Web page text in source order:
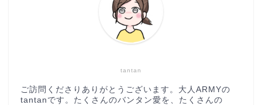
tantan
ご訪問くださりありがとうございます。大人ARMYの
tantanです。たくさんのバンタン愛を、たくさんの